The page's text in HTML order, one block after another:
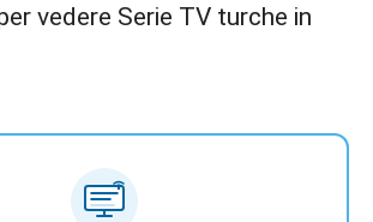
vedere Serie TV turche in